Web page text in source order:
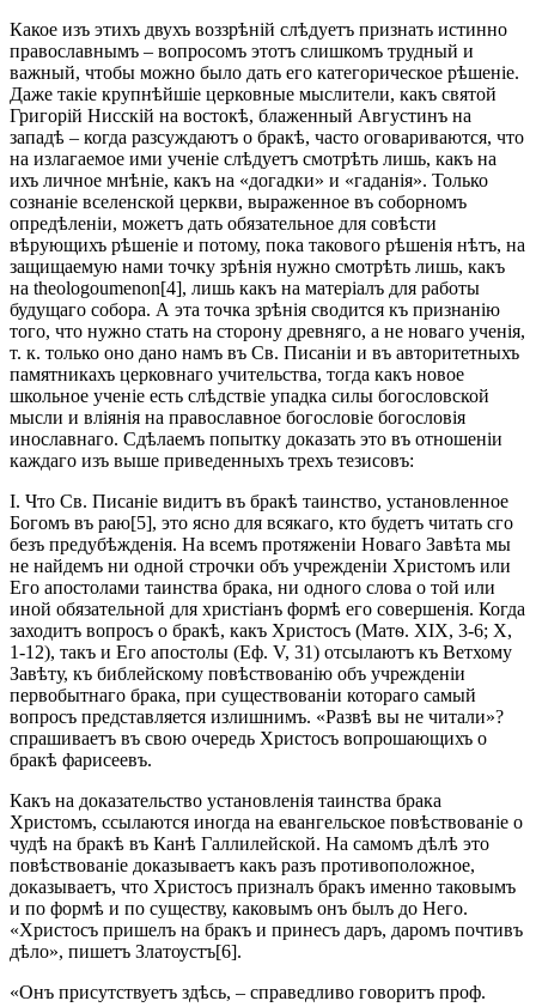
Какое изъ этихъ двухъ воззрѣній слѣдуетъ признать истинно
православнымъ – вопросомъ этотъ слишкомъ трудный и
важный, чтобы можно было дать его категорическое рѣшеніе.
Даже такіе крупнѣйшіе церковные мыслители, какъ святой
Григорій Нисскій на востокѣ, блаженный Августинъ на
западѣ – когда разсуждаютъ о бракѣ, часто оговариваются, что
на излагаемое ими ученіе слѣдуетъ смотрѣть лишь, какъ на
ихъ личное мнѣніе, какъ на «догадки» и «гаданія». Только
сознаніе вселенской церкви, выраженное въ соборномъ
опредѣленіи, можетъ дать обязательное для совѣсти
вѣрующихъ рѣшеніе и потому, пока такового рѣшенія нѣтъ, на
защищаемую нами точку зрѣнія нужно смотрѣть лишь, какъ
на theologoumenon[4], лишь какъ на матеріалъ для работы
будущаго собора. А эта точка зрѣнія сводится къ признанію
того, что нужно стать на сторону древняго, а не новаго ученія,
т. к. только оно дано намъ въ Св. Писаніи и въ авторитетныхъ
памятникахъ церковнаго учительства, тогда какъ новое
школьное ученіе есть слѣдствіе упадка силы богословской
мысли и вліянія на православное богословіе богословія
инославнаго. Сдѣлаемъ попытку доказать это въ отношеніи
каждаго изъ выше приведенныхъ трехъ тезисовъ:
I. Что Св. Писаніе видитъ въ бракѣ таинство, установленное
Богомъ въ раю[5], это ясно для всякаго, кто будетъ читать сго
безъ предубѣжденія. На всемъ протяженіи Новаго Завѣта мы
не найдемъ ни одной строчки объ учрежденіи Христомъ или
Его апостолами таинства брака, ни одного слова о той или
иной обязательной для христіанъ формѣ его совершенія. Когда
заходитъ вопросъ о бракѣ, какъ Христосъ (Матѳ. XIX, 3-6; X,
1-12), такъ и Его апостолы (Еф. V, 31) отсылаютъ къ Ветхому
Завѣту, къ библейскому повѣствованію объ учрежденіи
первобытнаго брака, при существованіи котораго самый
вопросъ представляется излишнимъ. «Развѣ вы не читали»?
спрашиваетъ въ свою очередь Христосъ вопрошающихъ о
бракѣ фарисеевъ.
Какъ на доказательство установленія таинства брака
Христомъ, ссылаются иногда на евангельское повѣствованіе о
чудѣ на бракѣ въ Канѣ Галлилейской. На самомъ дѣлѣ это
повѣствованіе доказываетъ какъ разъ противоположное,
доказываетъ, что Христосъ призналъ бракъ именно таковымъ
и по формѣ и по существу, каковымъ онъ былъ до Него.
«Христосъ пришелъ на бракъ и принесъ даръ, даромъ почтивъ
дѣло», пишетъ Златоустъ[6].
«Онъ присутствуетъ здѣсь, – справедливо говоритъ проф.